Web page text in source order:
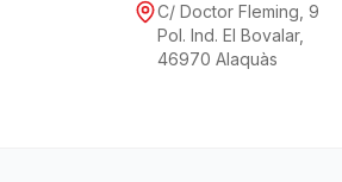
C/ Doctor Fleming, 9
Pol. Ind. El Bovalar,
46970 Alaquàs